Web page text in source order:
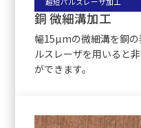
銅 微細溝加工
幅15µmの微細溝を銅
ルスレーザを用いると
ができます。